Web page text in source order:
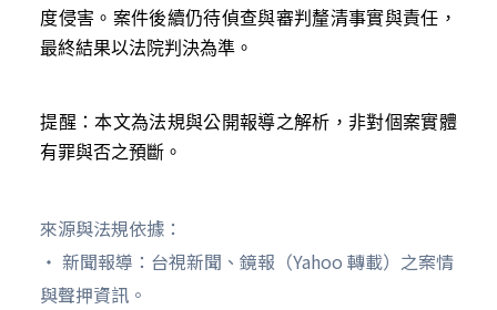
度侵害。案件後續仍待偵查與審判釐清事實與責任，
最終結果以法院判決為準。
提醒：本文為法規與公開報導之解析，非對個案實體
有罪與否之預斷。
來源與法規依據：
‧ 新聞報導：台視新聞、鏡報（Yahoo 轉載）之案情
與聲押資訊。